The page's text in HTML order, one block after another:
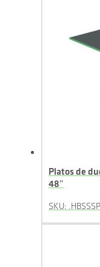
Platos de
48″
SKU: